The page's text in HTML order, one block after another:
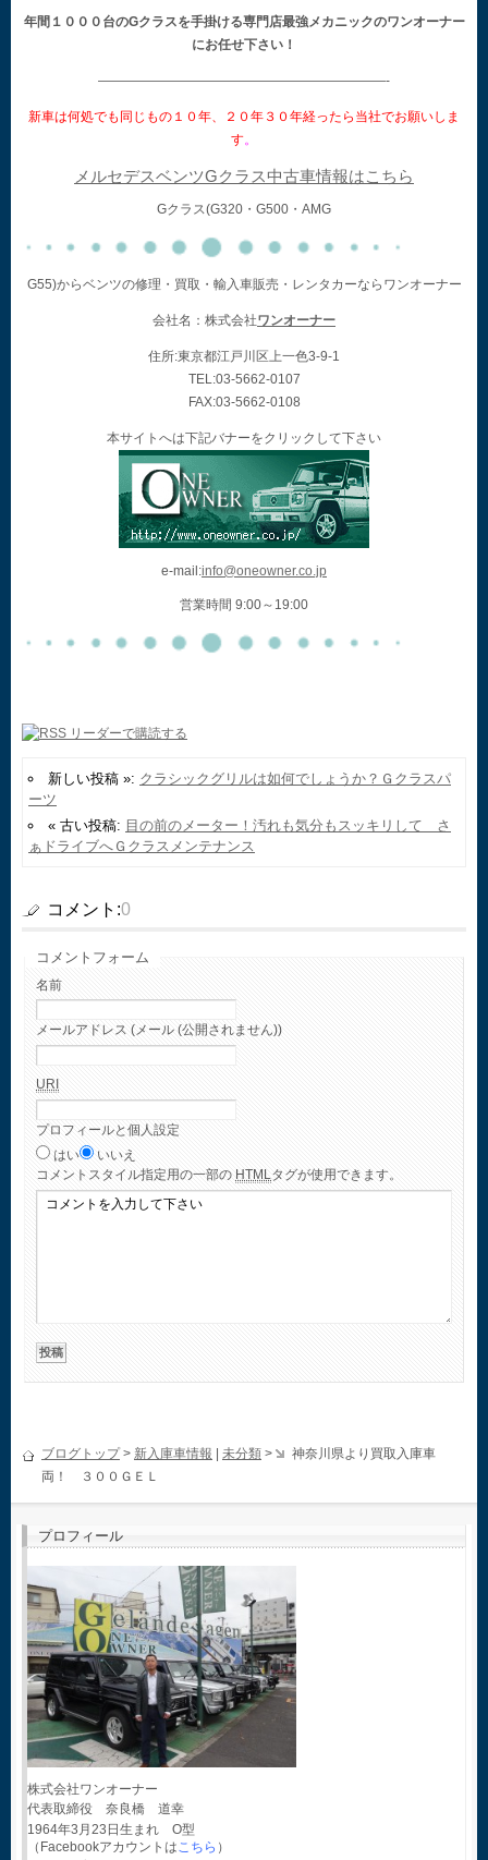
年間１０００台のGクラスを手掛ける専門店最強メカニックのワンオーナー
にお任せ下さい！
——————————————————————-
新車は何処でも同じもの１０年、２０年３０年経ったら当社でお願いしま
す。
メルセデスベンツGクラス中古車情報はこちら
Gクラス(G320・G500・AMG
G55)からベンツの修理・買取・輸入車販売・レンタカーならワンオーナー
会社名：株式会社ワンオーナー
住所:東京都江戸川区上一色3-9-1
TEL:03-5662-0107
FAX:03-5662-0108
本サイトへは下記バナーをクリックして下さい
e-mail:info@oneowner.co.jp
営業時間 9:00～19:00
新しい投稿 »: クラシックグリルは如何でしょうか？Ｇクラスパ
ーツ
« 古い投稿: 目の前のメーター！汚れも気分もスッキリして さ
ぁドライブへＧクラスメンテナンス
コメント:0
コメントフォーム
名前
メールアドレス (メール (公開されません))
URI
プロフィールと個人設定
はい
いいえ
コメント スタイル指定用の一部の HTMLタグが使用できます。
ブログトップ> 新入庫車情報 未分類 >
神奈川県より買取入庫車
両！ ３００ＧＥＬ
プロフィール
株式会社ワンオーナー
代表取締役 奈良橋 道幸
1964年3月23日生まれ O型
（Facebookアカウントはこちら ）